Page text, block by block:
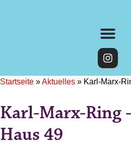
Startseite »Aktuelles » Karl-Marx-
Karl-Marx-Ring
Haus 49